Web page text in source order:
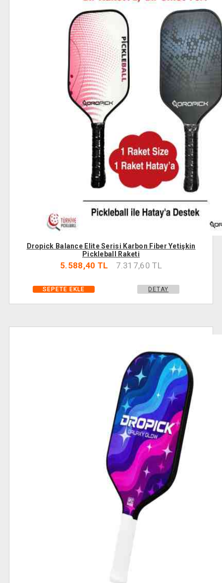
Dropick Balance Elite Serisi Karbon Fiber Yetişkin
Pickleball Raketi
5.588,40 TL 7.317,60 TL
SEPETE EKLE DETAY